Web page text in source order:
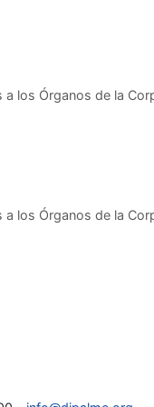
los Órganos de la
los Órganos de la